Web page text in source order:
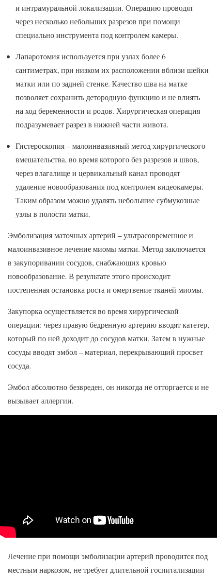
и интрамуральной локализации. Операцию проводят
через несколько небольших разрезов при помощи
специально инструмента под контролем камеры.
Лапаротомия используется при узлах более 6
сантиметрах, при низком их расположении вблизи шейки
матки или по задней стенке. Качество шва на матке
позволяет сохранить детородную функцию и не влиять
на ход беременности и родов. Хирургическая операция
подразумевает разрез в нижней части живота.
Гистероскопия – малоинвазивный метод хирургического
вмешательства, во время которого без разрезов и швов,
через влагалище и цервикальный канал проводят
удаление новообразования под контролем видеокамеры.
Таким образом можно удалять небольшие субмукозные
узлы в полости матки.
Эмболизация маточных артерий – ультрасовременное и
малоинвазивное лечение миомы матки. Метод заключается
в закупоривании сосудов, снабжающих кровью
новообразование. В результате этого происходит
постепенная остановка роста и омертвение тканей миомы.
Закупорка осуществляется во время хирургической
операции: через правую бедренную артерию вводят катетер,
который по ней доходит до сосудов матки. Затем в нужные
сосуды вводят эмбол – материал, перекрывающий просвет
сосуда.
Эмбол абсолютно безвреден, он никогда не отторгается и не
вызывает аллергии.
Лечение при помощи эмболизации артерий проводится под
местным наркозом, не требует длительной госпитализации